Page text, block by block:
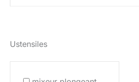
Ustensiles